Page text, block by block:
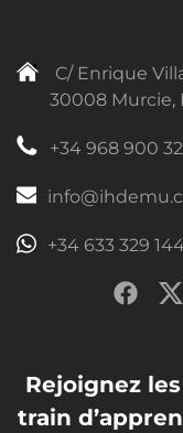
C/ Enrique
30008 Murcie,
+34 968 900
+34 633 329
Rejoignez
train